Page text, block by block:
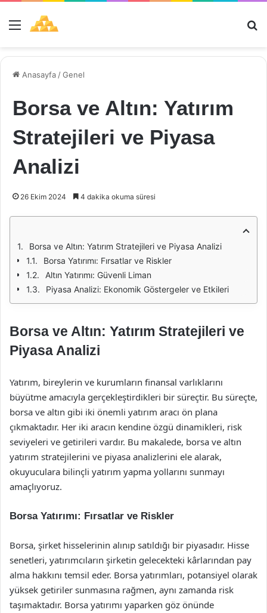
Menü
Anasayfa /Genel
Borsa ve Altın: Yatırım
Stratejileri ve Piyasa
Analizi
26 Ekim 2024 4 dakika okuma süresi
Borsa ve Altın: Yatırım Stratejileri ve Piyasa Analizi
Borsa Yatırımı: Fırsatlar ve Riskler
Altın Yatırımı: Güvenli Liman
Piyasa Analizi: Ekonomik Göstergeler ve Etkileri
Borsa ve Altın: Yatırım Stratejileri ve
Piyasa Analizi
Yatırım, bireylerin ve kurumların finansal varlıklarını
büyütme amacıyla gerçekleştirdikleri bir süreçtir. Bu süreçte,
borsa ve altın gibi iki önemli yatırım aracı ön plana
çıkmaktadır. Her iki aracın kendine özgü dinamikleri, risk
seviyeleri ve getirileri vardır. Bu makalede, borsa ve altın
yatırım stratejilerini ve piyasa analizlerini ele alarak,
okuyuculara bilinçli yatırım yapma yollarını sunmayı
amaçlıyoruz.
Borsa Yatırımı: Fırsatlar ve Riskler
Borsa, şirket hisselerinin alınıp satıldığı bir piyasadır. Hisse
senetleri, yatırımcıların şirketin gelecekteki kârlarından pay
alma hakkını temsil eder. Borsa yatırımları, potansiyel olarak
yüksek getiriler sunmasına rağmen, aynı zamanda risk
taşımaktadır. Borsa yatırımı yaparken göz önünde